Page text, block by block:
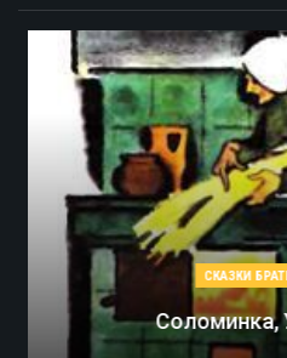
СКАЗКИ
Соломинка,